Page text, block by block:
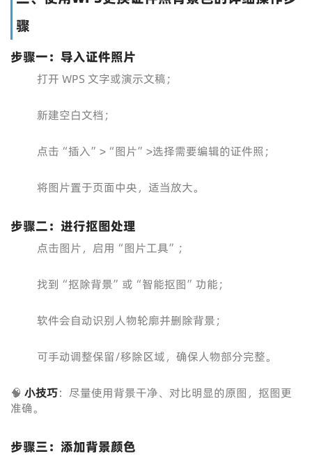
骤
步骤一：导入证件照片
打开 WPS 文字或演示文稿；
新建空白文档；
点击“插入”>“图片”>选择需要编辑的证件照；
将图片置于页面中央，适当放大。
步骤二：进行抠图处理
点击图片，启用“图片工具”；
找到“抠除背景”或“智能抠图”功能；
软件会自动识别人物轮廓并删除背景；
可手动调整保留/移除区域，确保人物部分完整。
🧠 小技巧：尽量使用背景干净、对比明显的原图，抠图更
准确。
步骤三：添加背景颜色